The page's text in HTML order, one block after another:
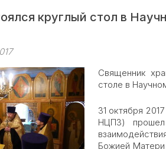
круглый стол в
Священник
столе в
31 октября
НЦПЗ)
Божией